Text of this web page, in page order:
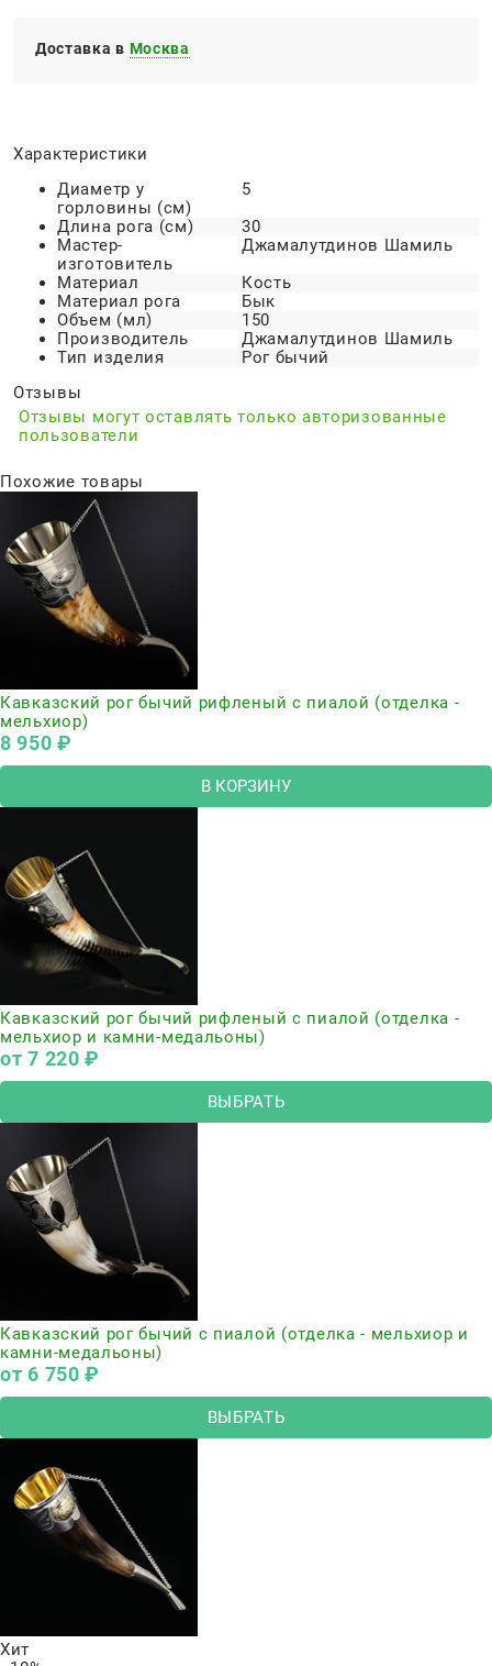
Доставка в Москва
Характеристики
Диаметр у
горловины (см)
5
Длина рога (см)
30
Мастер-
изготовитель
Джамалутдинов Шамиль
Материал
Кость
Материал рога
Бык
Объем (мл)
150
Производитель
Джамалутдинов Шамиль
Тип изделия
Рог бычий
Отзывы
Отзывы могут оставлять только авторизованные
пользователи
Похожие товары
Кавказский рог бычий рифленый с пиалой (отделка -
мельхиор)
8 950 ₽
В КОРЗИНУ
Кавказский рог бычий рифленый с пиалой (отделка -
мельхиор и камни-медальоны)
от7 220 ₽
ВЫБРАТЬ
Кавказский рог бычий с пиалой (отделка - мельхиор и
камни-медальоны)
от 6 750 ₽
ВЫБРАТЬ
Хит